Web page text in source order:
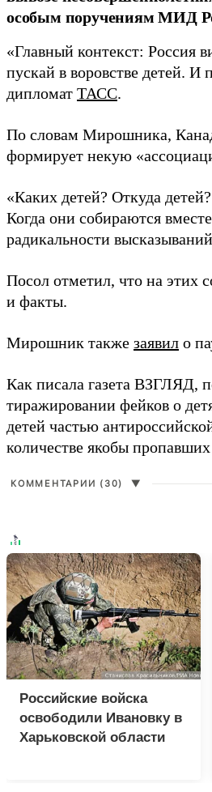
особым поручениям МИД
«Главный контекст: Россия
пускай в воровстве детей. И
дипломат ТАСС.
По словам Мирошника,
формирует некую
«Каких детей? Откуда
Когда они собираются
радикальности
Посол отметил, что на этих
и факты.
Мирошник также заявил о
Как писала газета ВЗГЛЯД,
тиражировании фейков о
детей частью
количестве якобы
КОММЕНТАРИИ (30) ▼
Российские войска
освободили Ивановку в
Харьковской области